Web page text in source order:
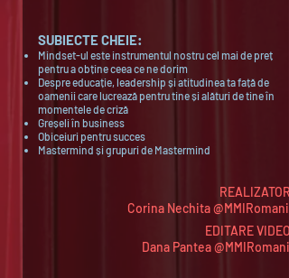
SUBIECTE CHEIE:
Mindset-ul este instrumentul nostru cel mai de preț
pentru a obține ceea ce ne dorim
Despre educație, leadership și atitudinea ta față de
oamenii care lucrează pentru tine și alături de tine în
momentele de criză
Greșeli în business
Obiceiuri pentru succes
Mastermind și grupuri de Mastermind
REALIZATOR:
Corina Nechita @MMIRomania
EDITARE VIDEO:
Dana Pantea @MMIRomania